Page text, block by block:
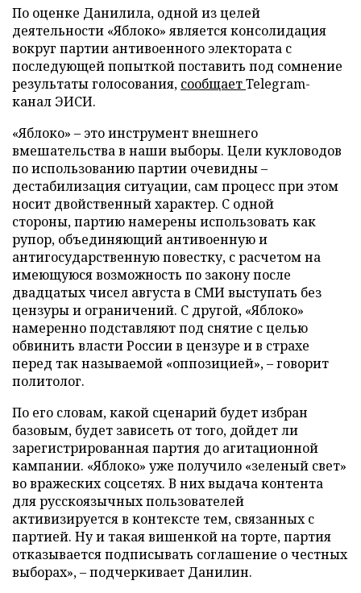
По оценке Данилила, одной из целей
деятельности «Яблоко» является консолидация
вокруг партии антивоенного электората с
последующей попыткой поставить под сомнение
результаты голосования, сообщаетTelegram-
канал ЭИСИ.
«Яблоко» – это инструмент внешнего
вмешательства в наши выборы. Цели кукловодов
по использованию партии очевидны –
дестабилизация ситуации, сам процесс при этом
носит двойственный характер. С одной
стороны, партию намерены использовать как
рупор, объединяющий антивоенную и
антигосударственную повестку, с расчетом на
имеющуюся возможность по закону после
двадцатых чисел августа в СМИ выступать без
цензуры и ограничений. С другой, «Яблоко»
намеренно подставляют под снятие с целью
обвинить власти России в цензуре и в страхе
перед так называемой «оппозицией», – говорит
политолог.
По его словам, какой сценарий будет избран
базовым, будет зависеть от того, дойдет ли
зарегистрированная партия до агитационной
кампании. «Яблоко» уже получило «зеленый свет»
во вражеских соцсетях. В них выдача контента
для русскоязычных пользователей
активизируется в контексте тем, связанных с
партией. Ну и такая вишенкой на торте, партия
отказывается подписывать соглашение о честных
выборах», – подчеркивает Данилин.